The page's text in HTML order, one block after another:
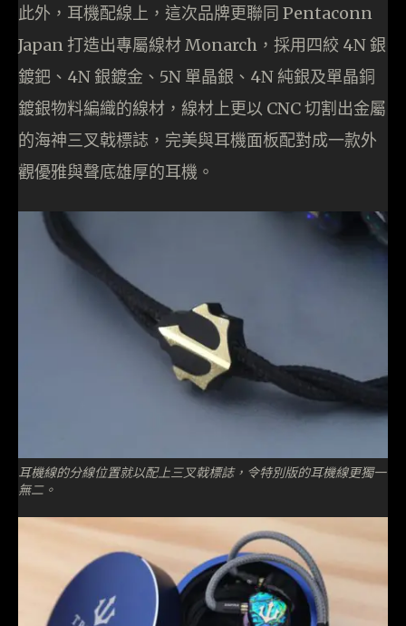
此外，耳機配線上，這次品牌更聯同 Pentaconn
Japan 打造出專屬線材 Monarch，採用四絞 4N 銀
鍍鈀、4N 銀鍍金、5N 單晶銀、4N 純銀及單晶銅
鍍銀物料編織的線材，線材上更以 CNC 切割出金屬
的海神三叉戟標誌，完美與耳機面板配對成一款外
觀優雅與聲底雄厚的耳機。
耳機線的分線位置就以配上三叉戟標誌，令特別版的耳機線更獨一
無二。